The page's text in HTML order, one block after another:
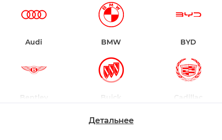
Audi BMW BYD
Bentley Buick Cadillac
Детальнее